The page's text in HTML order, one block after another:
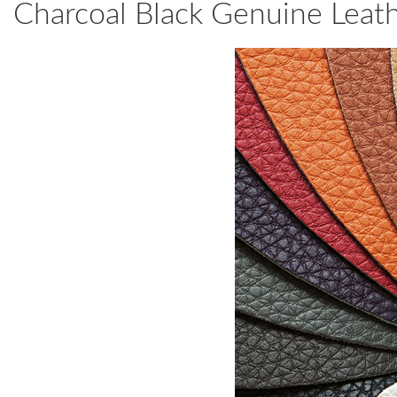
Charcoal Black Genuine